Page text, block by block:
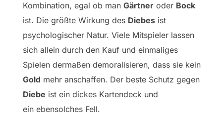
Kombination, egal ob man Gärtner oder Bock
ist. Die größte Wirkung des Diebes ist
psychologischer Natur. Viele Mitspieler lassen
sich allein durch den Kauf und einmaliges
Spielen dermaßen demoralisieren, dass sie kein
Gold mehr anschaffen. Der beste Schutz gegen
Diebe ist ein dickes Kartendeck und
ein ebensolches Fell.